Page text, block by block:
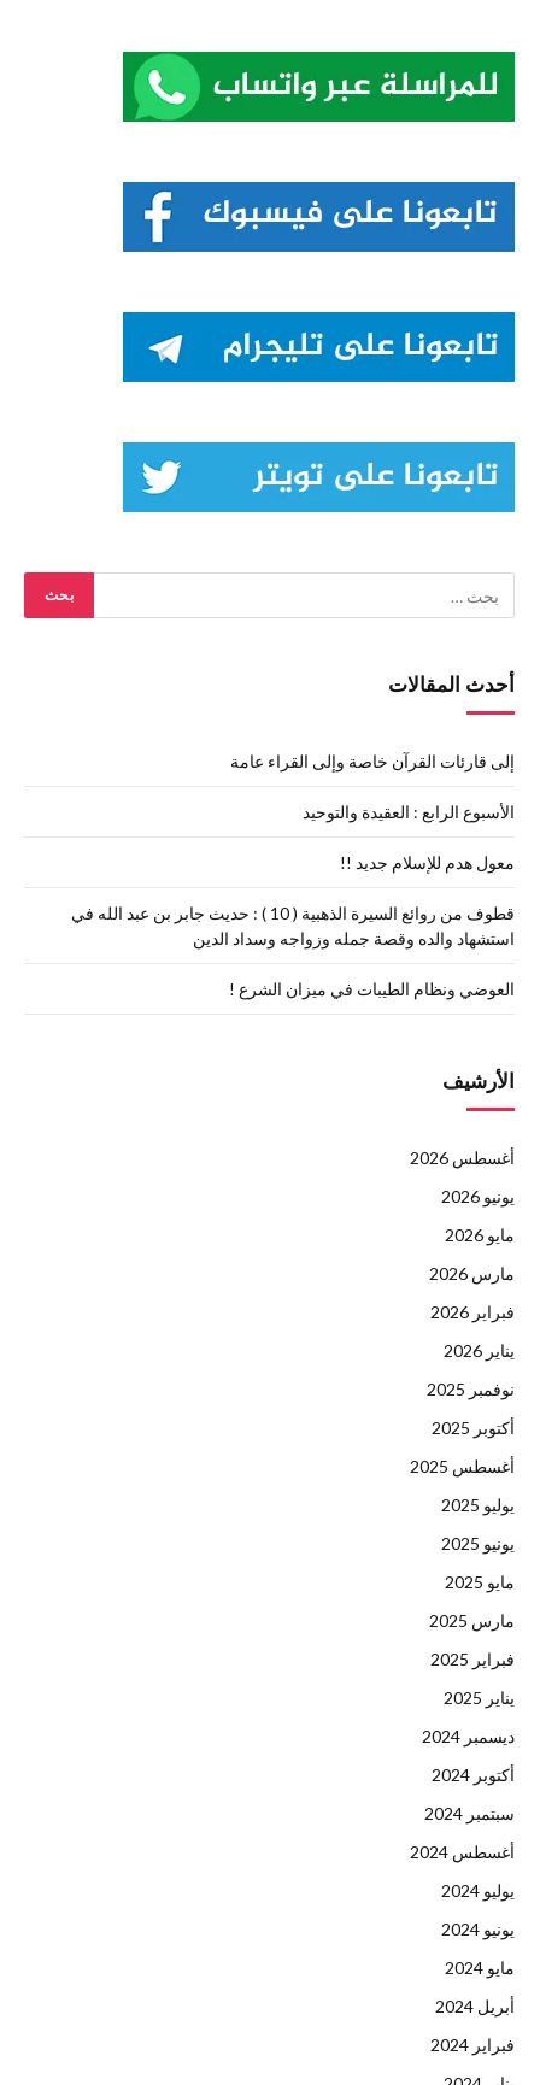
أحدث المقالات
إلى قارئات القرآن خاصة وإلى القراء عامة
الأسبوع الرابع : العقيدة والتوحيد
معول هدم للإسلام جديد !!
قطوف من روائع السيرة الذهبية ( 10 ) : حديث جابر بن عبد الله في
استشهاد والده وقصة جمله وزواجه وسداد الدين
العوضي ونظام الطيبات في ميزان الشرع !
الأرشيف
أغسطس 2026
يونيو 2026
مايو 2026
مارس 2026
فبراير 2026
يناير 2026
نوفمبر 2025
أكتوبر 2025
أغسطس 2025
يوليو 2025
يونيو 2025
مايو 2025
مارس 2025
فبراير 2025
يناير 2025
ديسمبر 2024
أكتوبر 2024
سبتمبر 2024
أغسطس 2024
يوليو 2024
يونيو 2024
مايو 2024
أبريل 2024
فبراير 2024